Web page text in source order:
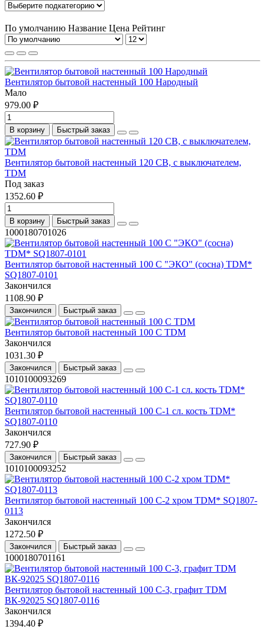
По умолчанию Название Цена Рейтинг
Вентилятор бытовой настенный 100 Народный
Мало
979.00 ₽
В корзину Быстрый заказ
Вентилятор бытовой настенный 120 СВ, с выключателем,
TDM
Под заказ
1352.60 ₽
В корзину Быстрый заказ
1000180701026
Вентилятор бытовой настенный 100 С "ЭКО" (сосна) TDM*
SQ1807-0101
Закончился
1108.90 ₽
Закончился Быстрый заказ
Вентилятор бытовой настенный 100 С TDM
Закончился
1031.30 ₽
Закончился Быстрый заказ
1010100093269
Вентилятор бытовой настенный 100 С-1 сл. кость TDM*
SQ1807-0110
Закончился
727.90 ₽
Закончился Быстрый заказ
1010100093252
Вентилятор бытовой настенный 100 С-2 хром TDM* SQ1807-
0113
Закончился
1272.50 ₽
Закончился Быстрый заказ
1000180701161
Вентилятор бытовой настенный 100 С-3, графит TDM
ВК-92025 SQ1807-0116
Закончился
1394.40 ₽